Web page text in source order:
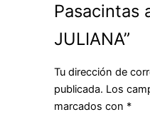
Pasacintas
JULIANA”
Tu dirección de
publicada. Los
marcados con *